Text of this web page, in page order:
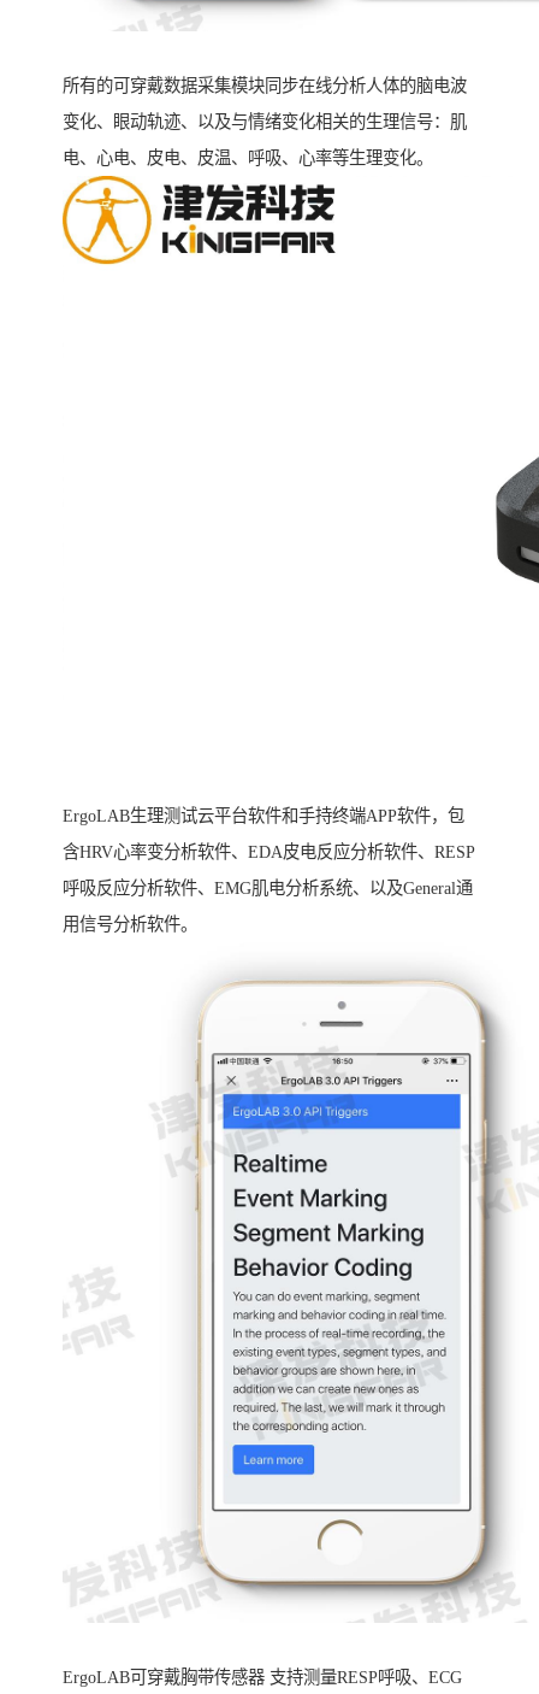
所有的可穿戴数据采集模块同步在线分析人体的脑电波
变化、眼动轨迹、以及与情绪变化相关的生理信号：肌
电、心电、皮电、皮温、呼吸、心率等生理变化。
ErgoLAB生理测试云平台软件和手持终端APP软件，包
含HRV心率变分析软件、EDA皮电反应分析软件、RESP
呼吸反应分析软件、EMG肌电分析系统、以及General通
用信号分析软件。
ErgoLAB可穿戴胸带传感器 支持测量RESP呼吸、ECG